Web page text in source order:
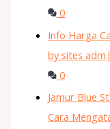
0
Info Harga
by sites adm
0
Jamur Blue
Cara